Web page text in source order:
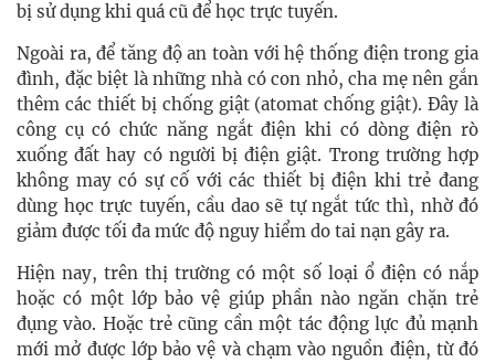
bị sử dụng khi quá cũ để học trực tuyến.
Ngoài ra, để tăng độ an toàn với hệ thống điện trong gia
đình, đặc biệt là những nhà có con nhỏ, cha mẹ nên gắn
thêm các thiết bị chống giật (atomat chống giật). Đây là
công cụ có chức năng ngắt điện khi có dòng điện rò
xuống đất hay có người bị điện giật. Trong trường hợp
không may có sự cố với các thiết bị điện khi trẻ đang
dùng học trực tuyến, cầu dao sẽ tự ngắt tức thì, nhờ đó
giảm được tối đa mức độ nguy hiểm do tai nạn gây ra.
Hiện nay, trên thị trường có một số loại ổ điện có nắp
hoặc có một lớp bảo vệ giúp phần nào ngăn chặn trẻ
đụng vào. Hoặc trẻ cũng cần một tác động lực đủ mạnh
mới mở được lớp bảo vệ và chạm vào nguồn điện, từ đó